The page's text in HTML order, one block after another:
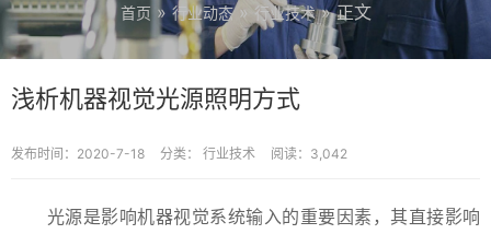
首页 »行业动态» 行业技术» 正文
浅析机器视觉光源照明方式
发布时间：2020-7-18 分类： 行业技术 阅读：3,042
光源是影响机器视觉系统输入的重要因素，其直接影响